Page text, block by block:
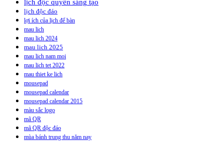
lịch độc quyền sáng tạo
lịch độc đáo
lợi ích của lịch để bàn
mau lich
mau lich 2024
mau lich 2025
mau lich nam moi
mau lich tet 2022
mau thiet ke lich
mousepad
mousepad calendar
mousepad calendar 2015
màu sắc logo
mã QR
mã QR độc đáo
mùa bánh trung thu năm nay